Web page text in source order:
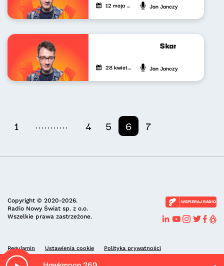
12 maja 2023 Jan Janczy
Skandynawskim
28 kwietnia 2023 Jan Janczy
1 ........... 4 5 6 7
Copyright © 2020-2026.
Radio Nowy Świat sp. z o.o.
Wszelkie prawa zastrzeżone.
WSPIERAJ RADIO
Regulamin Ustawienia cookie Polityka prywatności